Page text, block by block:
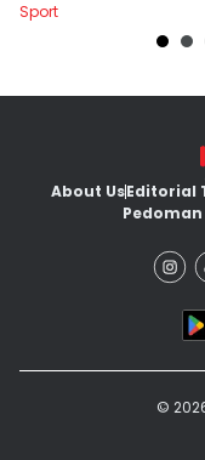
Sport
About UsEditorial
©